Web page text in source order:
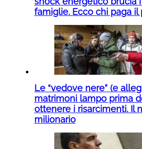
famiglie. Ecco chi paga il
Le “vedove nere” (e
matrimoni lampo prima
ottenere i risarcimenti. Il
milionario